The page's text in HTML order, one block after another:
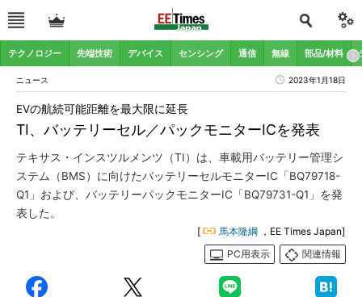
テクノロジー 先端技術 デバイス センシング 通信 無線 部品/材料
ニュース 2023年1月18日
TI、バッテリーセル／パックモニターICを発表
EVの航続可能距離を最大限に延長
テキサス・インスツルメンツ（TI）は、車載用バッテリー管理シ
ステム（BMS）に向けたバッテリーセルモニターIC「BQ79718-
Q1」および、バッテリーパックモニターIC「BQ79731-Q1」を発
表した。
[ 馬本隆綱 ，EE Times Japan]
PC用表示
関連情報